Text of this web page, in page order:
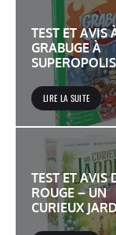
TEST ET AVIS
GRABUGE À
SUPEROPOLIS
LIRE LA SUITE
TEST ET AVIS
ROUGE – UN
CURIEUX